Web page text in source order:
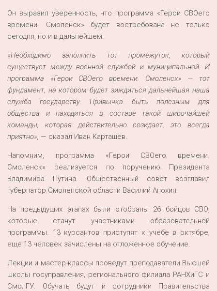
Он выразил уверенность, что программа «Герои СВОего
времени. Смоленск» будет востребована не только
сегодня, но и в дальнейшем.
«Необходимо заполнить тот промежуток, который
существует между военной службой и муниципальной. И
программа «Герои СВОего времени. Смоленск» — тот
фундамент, на котором будет зиждиться дальнейшая наша
служба государству. Привычка быть полезным для
общества и находиться в составе такой широчайшей
команды, которая действительно созидает, это всегда
приятно», — сказал Иван Карташев.
Напомним, программа «Герои СВОего времени.
Смоленск» реализуется по поручению Президента
Владимира Путина. Общественный совет возглавил
губернатор Смоленской области Василий Анохин.
На предыдущих этапах были отобраны 26 бойцов СВО,
которые станут участниками образовательной
программы. 13 курсантов приступят к учебе в октябре,
еще 13 человек зачислены на отложенное обучение.
Лекции и мастер-классы проведут преподаватели Высшей
школы госуправления, регионального филиала РАНХиГС и
СмолГУ. Обучать будут и сотрудники Правительства